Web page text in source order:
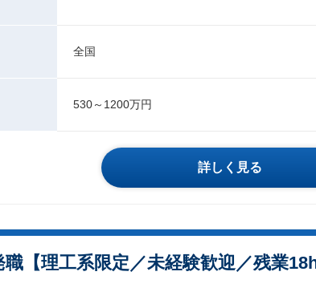
全国
530～1200万円
詳しく見る
【理工系限定／未経験歓迎／残業18h